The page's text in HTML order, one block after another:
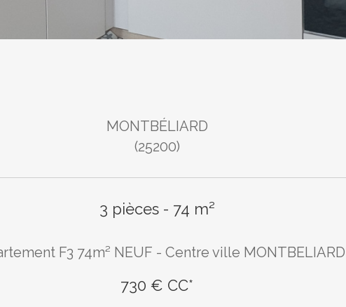
MONTBÉLIARD
(25200)
3 pièces - 74 m²
F3 74m² NEUF - Centre ville MONTBELIARD
730 € CC*